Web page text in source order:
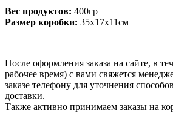
Вес продуктов: 400гр
Размер коробки: 35х17х11см
После оформления заказа на сайте, в
рабочее время) с вами свяжется
заказе телефону для уточнения
доставки.
Также активно принимаем заказы на